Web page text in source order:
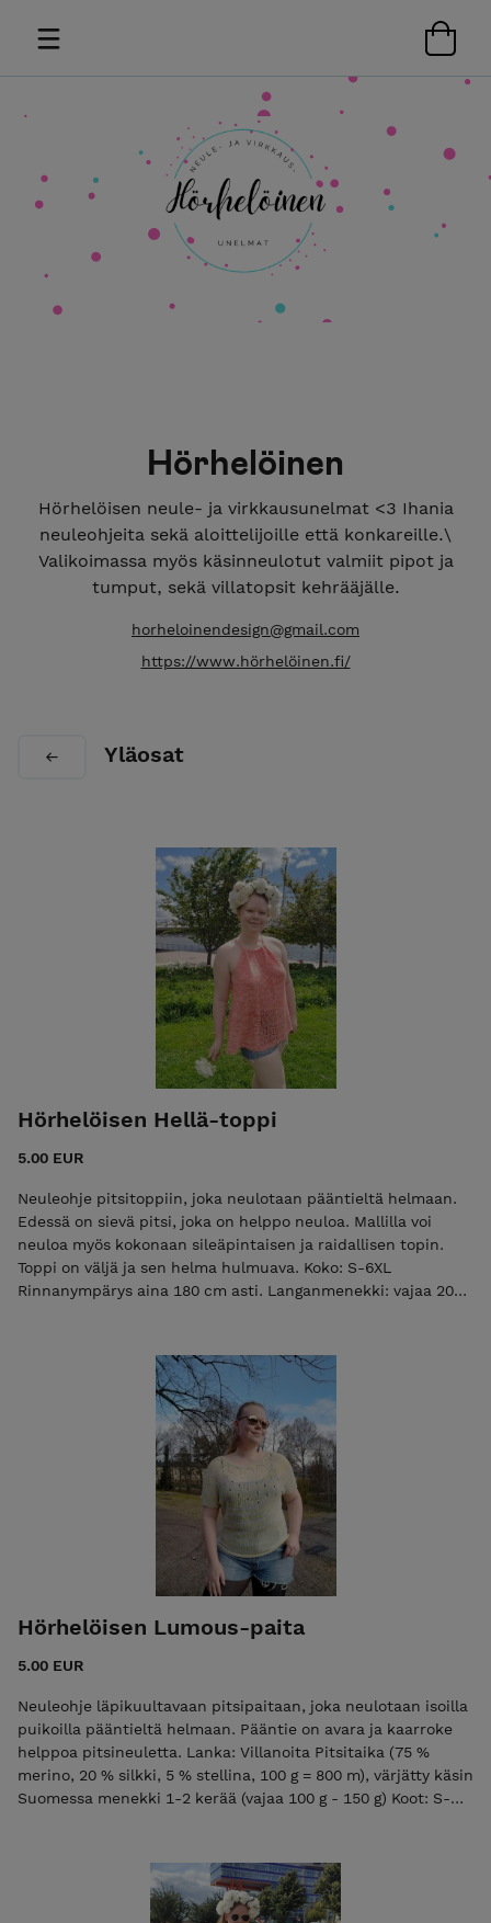
Hörhelöinen
Hörhelöisen neule- ja virkkausunelmat <3 Ihania
neuleohjeita sekä aloittelijoille että konkareille.\
Valikoimassa myös käsinneulotut valmiit pipot ja
tumput, sekä villatopsit kehrääjälle.
horheloinendesign@gmail.com
https://www.hörhelöinen.fi/
Yläosat
Hörhelöisen Hellä-toppi
5.00 EUR
Neuleohje pitsitoppiin, joka neulotaan pääntieltä helmaan.
Edessä on sievä pitsi, joka on helppo neuloa. Mallilla voi
neuloa myös kokonaan sileäpintaisen ja raidallisen topin.
Toppi on väljä ja sen helma hulmuava. Koko: S-6XL
Rinnanympärys aina 180 cm asti. Langanmenekki: vajaa 200
malliin hyvin oranssin mallitopin lanka Kankurinon
Sinkkurino, väri Nami nami, massuun meni. Vastaavaa
merino singleä löytyy myös Nurjalta. raidallisen mallitopin
langat erilaisia sukkamerinoja (minivyyhtejä & vajaita keriä):
Villanoita, SagaWool & KettuYarns langanvalinnassa tärkeintä
on, että lanka tuntuu mukavalta suoraan iholla ja on ihanan
onnistuu myös vähäisellä neulekokemuksella. Yläosat ja
helma muotoillaan lisäyksillä.
Hörhelöisen Lumous-paita
5.00 EUR
Neuleohje läpikuultavaan pitsipaitaan, joka neulotaan isoilla
puikoilla pääntieltä helmaan. Pääntie on avara ja kaarroke
helppoa pitsineuletta. Lanka: Villanoita Pitsitaika (75 %
merino, 20 % silkki, 5 % stellina, 100 g = 800 m), värjätty käsin
Suomessa menekki 1-2 kerää (vajaa 100 g - 150 g) Koot: S-
Pitsineule on yksinkertaista. Sopii hyvin ensimmäiseksi
täydellisesti yhteen!